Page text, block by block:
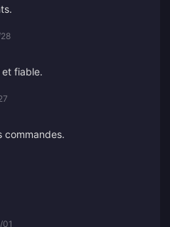
fiable.
commandes.